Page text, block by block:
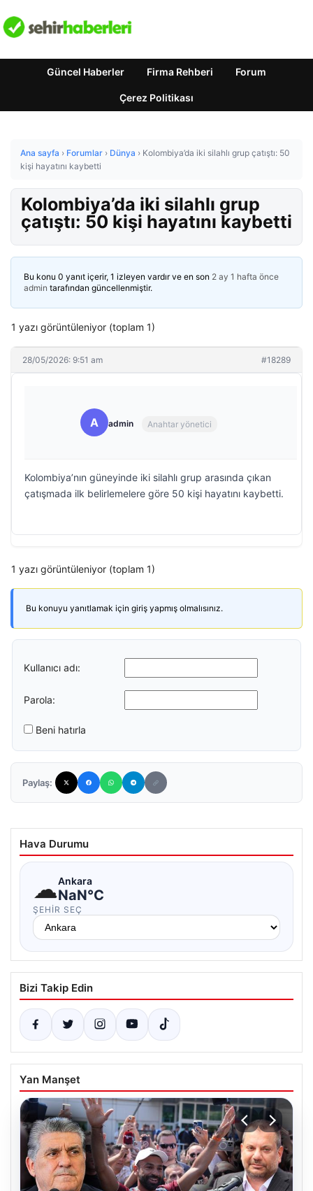
Güncel Haberler Firma Rehberi Forum
Çerez Politikası
Ana sayfa › Forumlar › Dünya › Kolombiya’da iki silahlı grup çatıştı: 50
kişi hayatını kaybetti
Kolombiya’da iki silahlı grup
çatıştı: 50 kişi hayatını kaybetti
Bu konu 0 yanıt içerir, 1 izleyen vardır ve en son 2 ay 1 hafta önce
admin tarafından güncellenmiştir.
1 yazı görüntüleniyor (toplam 1)
28/05/2026: 9:51 am #18289
A admin Anahtar yönetici
Kolombiya’nın güneyinde iki silahlı grup arasında çıkan
çatışmada ilk belirlemelere göre 50 kişi hayatını kaybetti.
1 yazı görüntüleniyor (toplam 1)
Bu konuyu yanıtlamak için giriş yapmış olmalısınız.
Kullanıcı adı:
Parola:
Beni hatırla
Paylaş:
Hava Durumu
☁Ankara
NaN°C
ŞEHIR SEÇ
Bizi Takip Edin
Yan Manşet